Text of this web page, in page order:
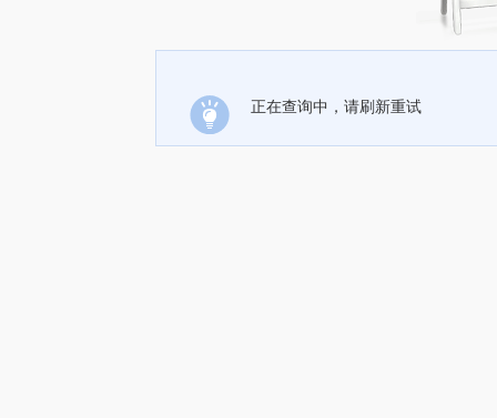
正在查询中，请刷新重试